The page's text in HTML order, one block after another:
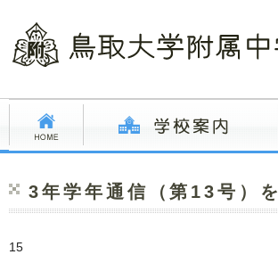
3年学年通信（第13号）
15